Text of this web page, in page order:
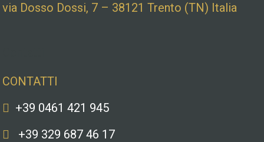
via Dosso Dossi, 7 – 38121 Trento (TN) Italia
CONTATTI
+39 0461 421 945
+39 329 687 46 17